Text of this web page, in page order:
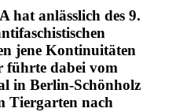
hat anlässlich des 9.
jene Kontinuitäten
führte dabei vom
in Berlin-Schönholz
Tiergarten nach